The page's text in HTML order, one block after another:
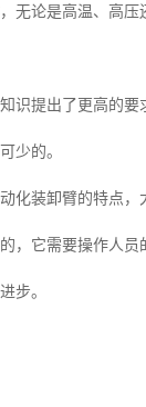
无论是高温、高
识提出了更高的要
少的。
化装卸臂的特点，
，它需要操作人员
步。